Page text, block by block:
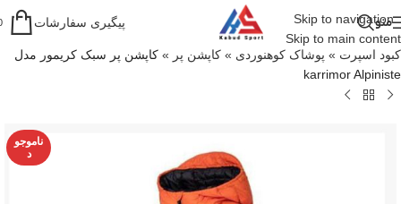
Skip to navigation
Skip to main content
منو پیگیری سفارشات
کبود اسپرت » پوشاک کوهنوردی » کاپشن پر » کاپشن پر سبک کریمور مدل
karrimor Alpiniste
ناموجو
د